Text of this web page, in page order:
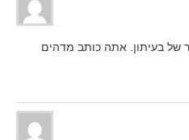
של בעיתון. אתה כותב מדהים